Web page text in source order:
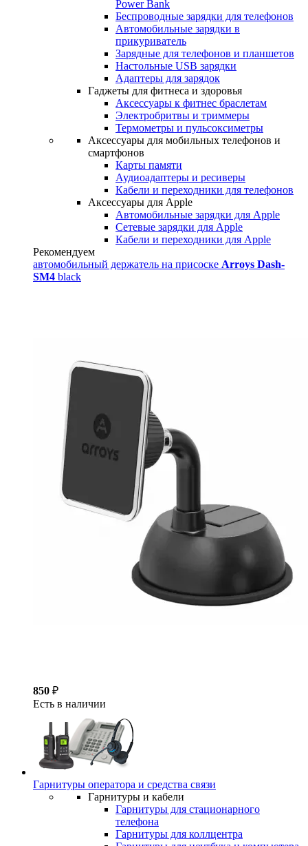
Power Bank
Беспроводные зарядки для телефонов
Автомобильные зарядки в
прикуриватель
Зарядные для телефонов и планшетов
Настольные USB зарядки
Адаптеры для зарядок
Гаджеты для фитнеса и здоровья
Аксессуары к фитнес браслетам
Электробритвы и триммеры
Термометры и пульсоксиметры
Аксессуары для мобильных телефонов и
смартфонов
Карты памяти
Аудиоадаптеры и ресиверы
Кабели и переходники для телефонов
Аксессуары для Apple
Автомобильные зарядки для Apple
Сетевые зарядки для Apple
Кабели и переходники для Apple
Рекомендуем
автомобильный держатель на присоске Arroys Dash-
SM4 black
850 ₽
Есть в наличии
Гарнитуры оператора и средства связи
Гарнитуры и кабели
Гарнитуры для стационарного
телефона
Гарнитуры для коллцентра